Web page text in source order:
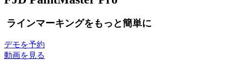
ラインマーキングをもっと簡単に
デモを予約
動画を見る